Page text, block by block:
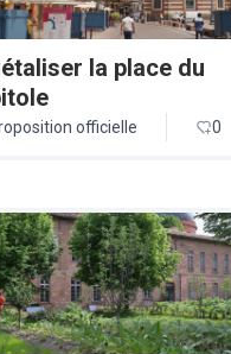
la place du
officielle 0